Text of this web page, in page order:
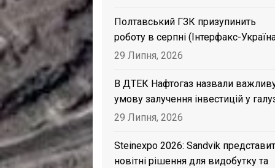
Полтавський ГЗК призупинить
роботу в серпні (Інтерфакс-
29 Липня, 2026
В ДТЕК Нафтогаз назвали
умову залучення інвестицій у
29 Липня, 2026
Steinexpo 2026: Sandvik
новітні рішення для видобутку та